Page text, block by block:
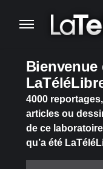
Bienvenue
4000
articles ou
de ce
qu’a été